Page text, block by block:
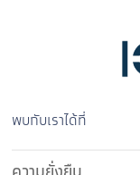
พบกับเราได้ที่